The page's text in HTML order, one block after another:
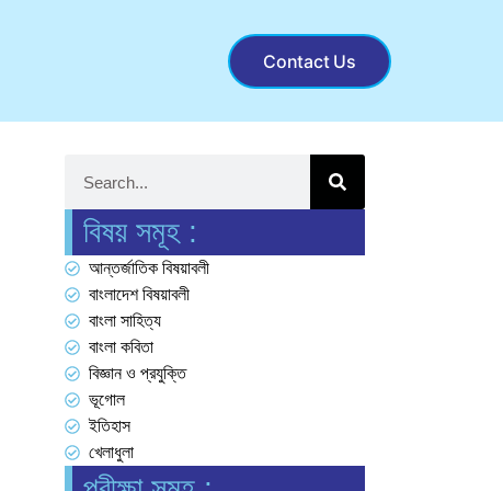
Contact Us
বিষয় সমূহ :
আন্তর্জাতিক বিষয়াবলী
বাংলাদেশ বিষয়াবলী
বাংলা সাহিত্য
বাংলা কবিতা
বিজ্ঞান ও প্রযুক্তি
ভূগোল
ইতিহাস
খেলাধুলা